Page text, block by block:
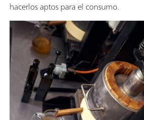
hacerlos aptos para el consumo.